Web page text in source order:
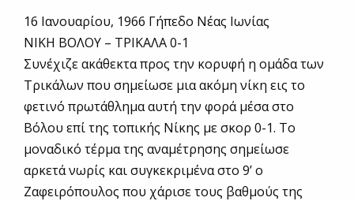
16 Ιανουαρίου, 1966 Γήπεδο Νέας Ιωνίας
ΝΙΚΗ ΒΟΛΟΥ – ΤΡΙΚΑΛΑ 0-1
Συνέχιζε ακάθεκτα προς την κορυφή η ομάδα των
Τρικάλων που σημείωσε μια ακόμη νίκη εις το
φετινό πρωτάθλημα αυτή την φορά μέσα στο
Βόλου επί της τοπικής Νίκης με σκορ 0-1. Το
μοναδικό τέρμα της αναμέτρησης σημείωσε
αρκετά νωρίς και συγκεκριμένα στο 9’ ο
Ζαφειρόπουλος που χάρισε τους βαθμούς της